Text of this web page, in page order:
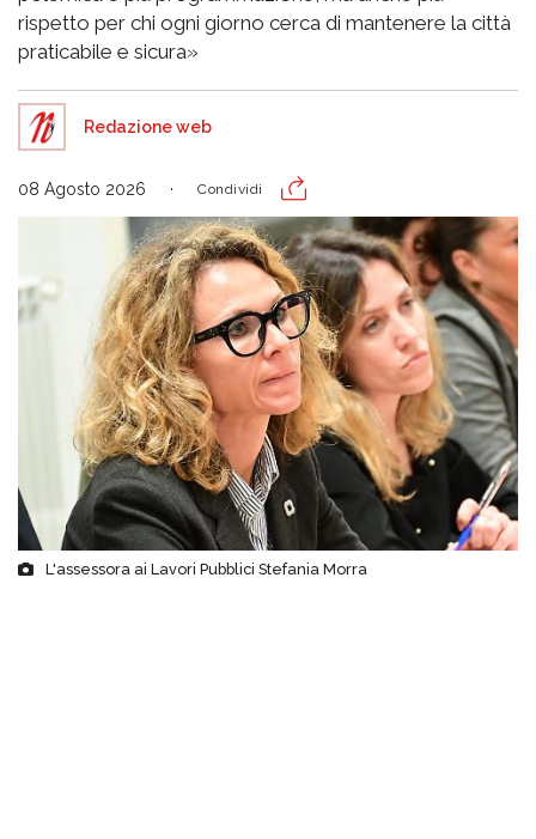
rispetto per chi ogni giorno cerca di mantenere la città
praticabile e sicura»
Redazione web
08 Agosto 2026 Condividi
L'assessora ai Lavori Pubblici Stefania Morra